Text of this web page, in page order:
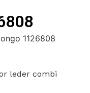
1126808
leder combi